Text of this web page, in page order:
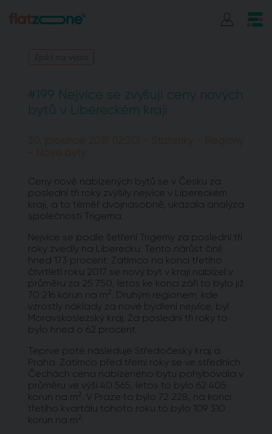
#199 Nejvíce se zvyšují ceny nových
bytů v Libereckém kraji
30. prosince 2019 (12:30) - Statistiky - Regiony
- Nové byty
Ceny nově nabízených bytů se v Česku za
poslední tři roky zvýšily nejvíce v Libereckém
kraji, a to téměř dvojnásobně, ukázala analýza
společnosti Trigema.
Nejvíce se podle šetření Trigemy za poslední tři
roky zvedly na Liberecku. Tento nárůst činil
hned 173 procent. Zatímco na konci třetího
čtvrtletí roku 2017 se nový byt v kraji nabízel v
průměru za 25 750, letos ke konci září to bylo již
70 216 korun na m2 . Druhým regionem, kde
vzrostly náklady za nové bydlení nejvíce, byl
Moravskoslezský kraj. Za poslední tři roky to
bylo hned o 62 procent.
Teprve poté následuje Středočeský kraj a
Praha. Zatímco před třemi roky se ve středních
Čechách cena nabízeného bytu pohybovala v
průměru ve výši 40 565, letos to bylo 62 405
korun na m2 . V Praze to bylo 72 228, na konci
třetího kvartálu tohoto roku to bylo 109 310
korun na m2 .